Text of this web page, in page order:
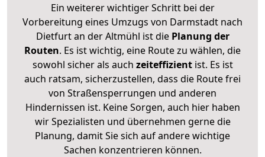
Ein weiterer wichtiger Schritt bei der
Vorbereitung eines Umzugs von Darmstadt nach
Dietfurt an der Altmühl ist diePlanung der
Routen. Es ist wichtig, eine Route zu wählen, die
sowohl sicher als auch zeiteffizientist. Es ist
auch ratsam, sicherzustellen, dass die Route frei
von Straßensperrungen und anderen
Hindernissen ist. Keine Sorgen, auch hier haben
wir Spezialisten und übernehmen gerne die
Planung, damit Sie sich auf andere wichtige
Sachen konzentrieren können.